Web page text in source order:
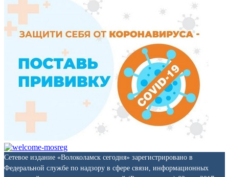
Сетевое издание «Волоколамск сегодня» зарегистрировано в
Федеральной службе по надзору в сфере связи, информационных